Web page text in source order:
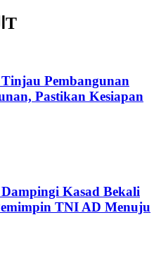
المنشورات ذات الصلةT
Pembangunan
Pastikan Kesiapan
Kasad Bekali
TNI AD Menuju